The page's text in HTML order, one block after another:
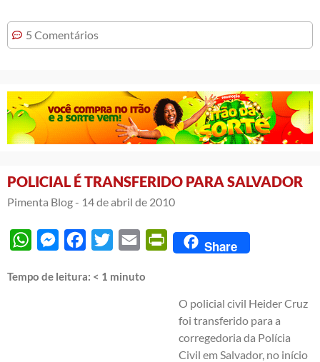
5 Comentários
POLICIAL É TRANSFERIDO PARA SALVADOR
Pimenta Blog - 14 de abril de 2010
WhatsAppMessengerFacebook
Twitter Email PrintFriendly
Share
Tempo de leitura: < 1 minuto
O policial civil Heider Cruz
foi transferido para a
corregedoria da Polícia
Civil em Salvador, no início